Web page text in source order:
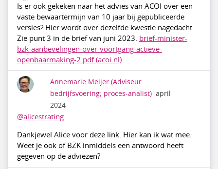
Is er ook gekeken naar het advies van ACOI over een
vaste bewaartermijn van 10 jaar bij gepubliceerde
versies? Hier wordt over dezelfde kwestie nagedacht.
Zie punt 3 in de brief van juni 2023. brief-minister-
bzk-aanbevelingen-over-voortgang-actieve-
openbaarmaking-2.pdf (acoi.nl)
Annemarie Meijer (Adviseur
bedrijfsvoering; proces-analist) april
2024
@alicestrating
Dankjewel Alice voor deze link. Hier kan ik wat mee.
Weet je ook of BZK inmiddels een antwoord heeft
gegeven op de adviezen?